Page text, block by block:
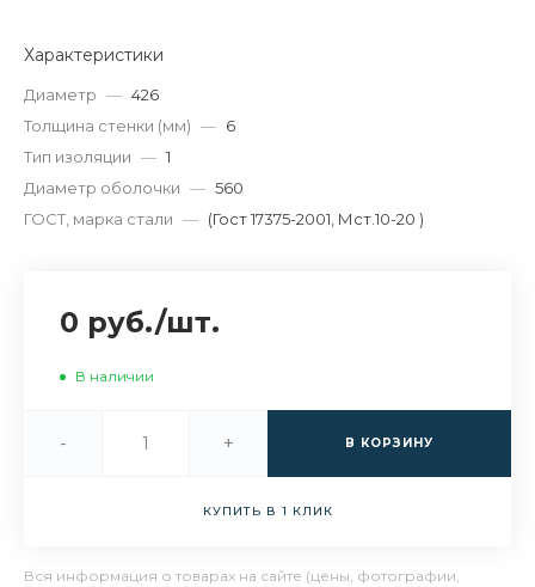
Характеристики
Диаметр — 426
Толщина стенки (мм) — 6
Тип изоляции — 1
Диаметр оболочки — 560
ГОСТ, марка стали — (Гост 17375-2001, Мст.10-20 )
0 руб./шт.
В наличии
- + В КОРЗИНУ
КУПИТЬ В 1 КЛИК
Вся информация о товарах на сайте (цены, фотографии,